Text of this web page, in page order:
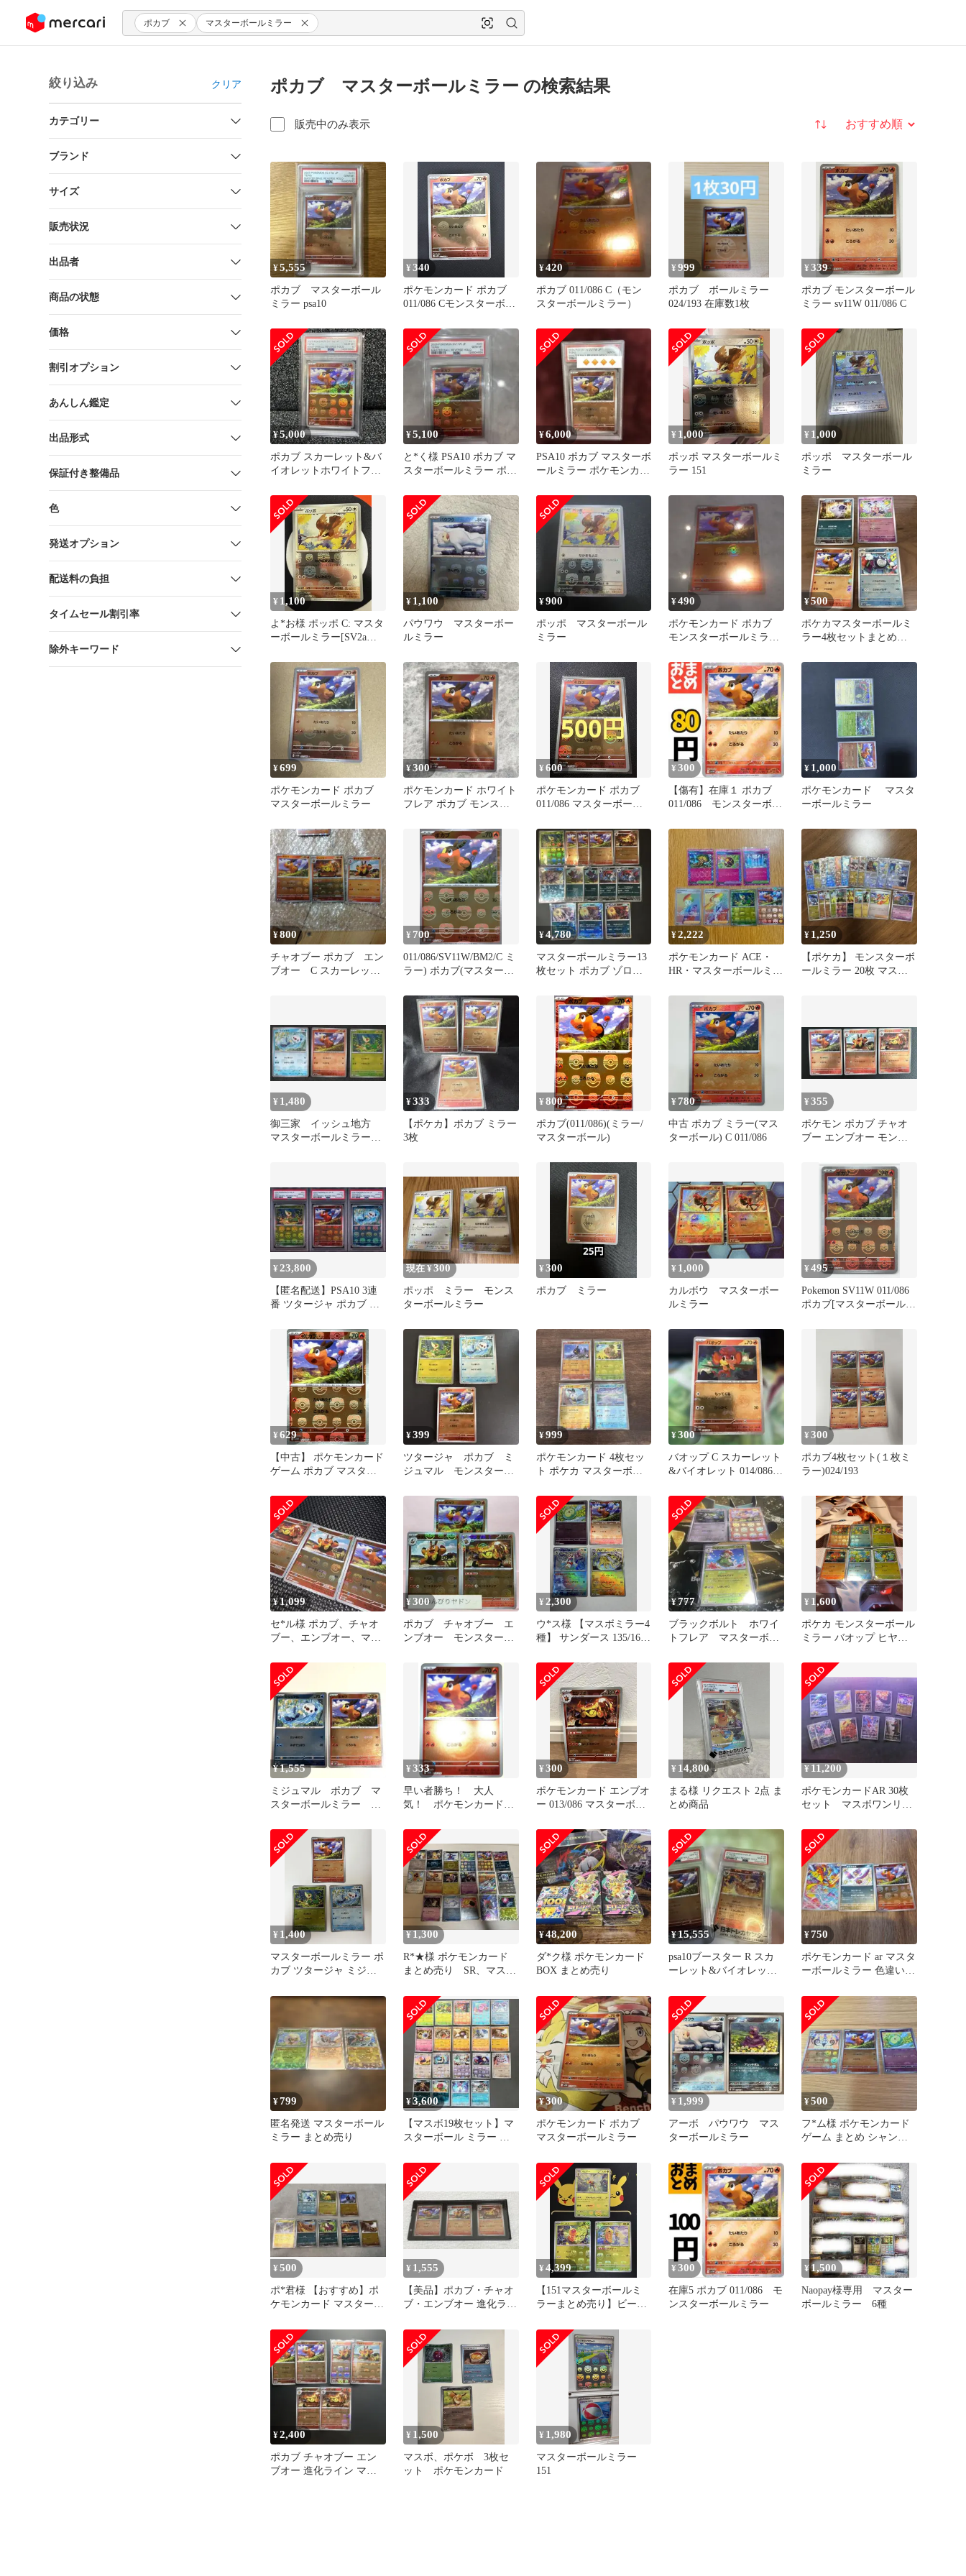
ツにスキップ ポカブ マスターボールミラー
絞り込み クリア
カテゴリー
ブランド
サイズ
販売状況
出品者
商品の状態
価格
割引オプション
あんしん鑑定
出品形式
保証付き整備品
色
発送オプション
配送料の負担
タイムセール割引率
除外キーワード
ポカブ マスターボールミラー の検索結果
販売中のみ表示 並び替え
¥5,555
ポカブ マスターボール
ミラー psa10
¥340
ポケモンカード ポカブ
011/086 Cモンスターボー
¥420
ポカブ 011/086 C（モン
スターボールミラー）
¥999
ポカブ ボールミラー
024/193 在庫数1枚
¥339
ポカブ モンスターボール
ミラー sv11W 011/086 C
¥5,000
ポカブ スカーレット&バ
イオレットホワイトフレ
PSA10
¥5,100
と*く様 PSA10 ポカブ マ
スターボールミラー ポケ
¥6,000
PSA10 ポカブ マスターボ
ールミラー ポケモンカー
¥ 1,000
ポッポ マスターボールミ
ラー 151
¥ 1,000
ポッポ マスターボール
ミラー
¥ 1,100
よ*お様 ポッポ C: マスタ
ーボールミラー[SV2a
¥ 1,100
パウワウ マスターボー
ルミラー
¥900
ポッポ マスターボール
ミラー
¥490
ポケモンカード ポカブ
モンスターボールミラー
¥500
ポケカマスターボールミ
ラー4枚セットまとめニ
ニョロボン
¥699
ポケモンカード ポカブ
マスターボールミラー
¥300
ポケモンカード ホワイト
フレア ポカブ モンスタ
¥600
ポケモンカード ポカブ
011/086 マスターボール
¥ 300
【傷有】在庫１ ポカブ
011/086 モンスターボー
¥ 1,000
ポケモンカード マスタ
ーボールミラー
¥800
チャオブー ポカブ エン
ブオー C スカーレット
¥ 700
011/086/SV11W/BM2/C ミ
ラー) ポカブ(マスターボ
¥4,780
マスターボールミラー13
枚セット ポカブ ゾロア
¥2,222
ポケモンカード ACE・
HR・マスターボールミラ
¥ 1,250
【ポケカ】 モンスターボ
ールミラー 20枚 マスタ
¥ 1,480
御三家 イッシュ地方
マスターボールミラー
¥333
【ポケカ】ポカブ ミラー
3枚
¥800
ポカブ(011/086)(ミラー/
マスターボール)
¥ 780
中古 ポカブ ミラー(マス
ターボール) C 011/086
¥355
ポケモン ポカブ チャオ
ブー エンブオー モンス
¥ 23,800
【匿名配送】PSA10 3連
番 ツタージャ ポカブ ミ
現在 ¥300
ポッポ ミラー モンス
ターボールミラー
¥300
ポカブ ミラー
¥ 1,000
カルボウ マスターボー
ルミラー
¥495
Pokemon SV11W 011/086
ポカブ[マスターボール
¥629
【中古】 ポケモンカード
ゲーム ポカブ マスター
011/086 C ミラー仕様
¥399
ツタージャ ポカブ ミ
ジュマル モンスターボ
¥999
ポケモンカード 4枚セッ
ト ポケカ マスターボー
り
¥300
バオップ C スカーレット
&バイオレット 014/086
¥300
ポカブ4枚セット(１枚ミ
ラー)024/193
¥1,099
セ*ル様 ポカブ、チャオ
ブー、エンブオー、マス
¥300
ポカブ チャオブー エ
ンブオー モンスターボ
pci801
¥ 2,300
ウ*ス様 【マスボミラー4
種】 サンダース 135/165
¥777
ブラックボルト ホワイ
トフレア マスターボー
¥ 1,600
ポケカ モンスターボール
ミラー バオップ ヒヤッ
ト
¥1,555
ミジュマル ポカブ マ
スターボールミラー セ
¥333
早い者勝ち！ 大人
気！ ポケモンカード
ボール ミラー
¥300
ポケモンカード エンブオ
ー 013/086 マスターボー
¥ 14,800
まる様 リクエスト 2点 ま
とめ商品
¥ 11,200
ポケモンカードAR 30枚
セット マスボワンリキ
¥ 1,400
マスターボールミラー ポ
カブ ツタージャ ミジュ
¥ 1,300
R*★様 ポケモンカード
まとめ売り SR、マスタ
¥48,200
ダ*ク様 ポケモンカード
BOX まとめ売り
¥15,555
psa10ブースター R スカ
ーレット&バイオレット
¥750
ポケモンカード ar マスタ
ーボールミラー 色違い
¥799
匿名発送 マスターボール
ミラー まとめ売り
¥3,600
【マスボ19枚セット】マ
スターボール ミラー ブ
ケカ
¥300
ポケモンカード ポカブ
マスターボールミラー
¥ 1,999
アーボ パウワウ マス
ターボールミラー
¥500
フ*ム様 ポケモンカード
ゲーム まとめ シャンデ
スターボ
¥500
ポ*君様 【おすすめ】ポ
ケモンカード マスターボ
¥ 1,555
【美品】ポカブ・チャオ
ブ・エンブオー 進化ライ
¥4,399
【151マスターボールミ
ラーまとめ売り】ビード
¥ 300
在庫5 ポカブ 011/086 モ
ンスターボールミラー
¥1,500
Naopay様専用 マスター
ボールミラー 6種
¥2,400
ポカブ チャオブー エン
ブオー 進化ライン マス
¥ 1,500
マスボ、ポケボ 3枚セ
ット ポケモンカード
¥ 1,980
マスターボールミラー
151